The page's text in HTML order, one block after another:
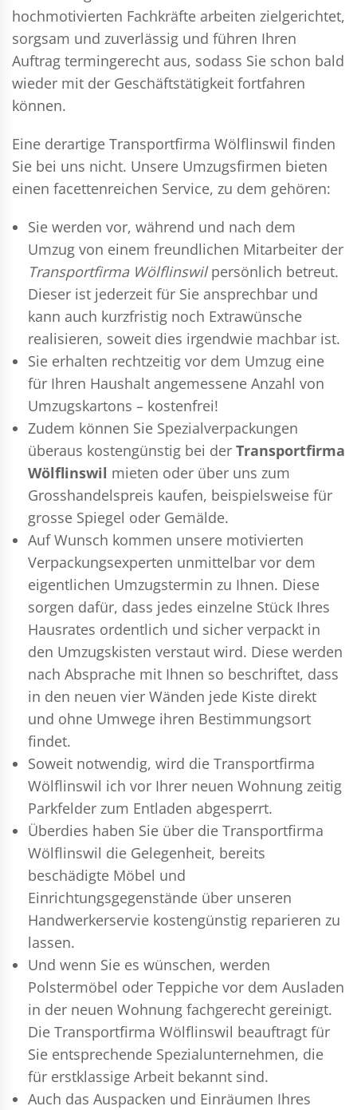
hochmotivierten Fachkräfte arbeiten zielgerichtet,
sorgsam und zuverlässig und führen Ihren
Auftrag termingerecht aus, sodass Sie schon bald
wieder mit der Geschäftstätigkeit fortfahren
können.
Eine derartige Transportfirma Wölflinswil finden
Sie bei uns nicht. Unsere Umzugsfirmen bieten
einen facettenreichen Service, zu dem gehören:
Sie werden vor, während und nach dem
Umzug von einem freundlichen Mitarbeiter der
Transportfirma Wölflinswilpersönlich betreut.
Dieser ist jederzeit für Sie ansprechbar und
kann auch kurzfristig noch Extrawünsche
realisieren, soweit dies irgendwie machbar ist.
Sie erhalten rechtzeitig vor dem Umzug eine
für Ihren Haushalt angemessene Anzahl von
Umzugskartons – kostenfrei!
Zudem können Sie Spezialverpackungen
überaus kostengünstig bei der Transportfirma
Wölflinswil mieten oder über uns zum
Grosshandelspreis kaufen, beispielsweise für
grosse Spiegel oder Gemälde.
Auf Wunsch kommen unsere motivierten
Verpackungsexperten unmittelbar vor dem
eigentlichen Umzugstermin zu Ihnen. Diese
sorgen dafür, dass jedes einzelne Stück Ihres
Hausrates ordentlich und sicher verpackt in
den Umzugskisten verstaut wird. Diese werden
nach Absprache mit Ihnen so beschriftet, dass
in den neuen vier Wänden jede Kiste direkt
und ohne Umwege ihren Bestimmungsort
findet.
Soweit notwendig, wird die Transportfirma
Wölflinswil ich vor Ihrer neuen Wohnung zeitig
Parkfelder zum Entladen abgesperrt.
Überdies haben Sie über die Transportfirma
Wölflinswil die Gelegenheit, bereits
beschädigte Möbel und
Einrichtungsgegenstände über unseren
Handwerkerservie kostengünstig reparieren zu
lassen.
Und wenn Sie es wünschen, werden
Polstermöbel oder Teppiche vor dem Ausladen
in der neuen Wohnung fachgerecht gereinigt.
Die Transportfirma Wölflinswil beauftragt für
Sie entsprechende Spezialunternehmen, die
für erstklassige Arbeit bekannt sind.
Auch das Auspacken und Einräumen Ihres